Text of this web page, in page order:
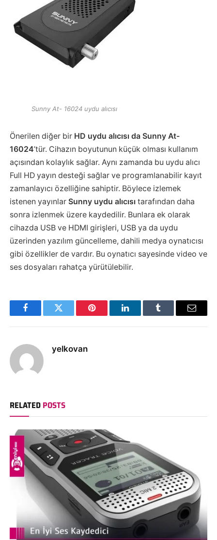
Sunny At- 16024 uydu alıcısı
Önerilen diğer bir HD uydu alıcısı da Sunny At-
16024’tür. Cihazın boyutunun küçük olması kullanım
açısından kolaylık sağlar. Aynı zamanda bu uydu alıcı
Full HD yayın desteği sağlar ve programlanabilir kayıt
zamanlayıcı özelliğine sahiptir. Böylece izlemek
istenen yayınlar Sunny uydu alıcısı tarafından daha
sonra izlenmek üzere kaydedilir. Bunlara ek olarak
cihazda USB ve HDMI girişleri, USB ya da uydu
üzerinden yazılım güncelleme, dahili medya oynatıcısı
gibi özellikler de vardır. Bu oynatıcı sayesinde video ve
ses dosyaları rahatça yürütülebilir.
FacebookTwitter Pinterest LinkedInTumblr Email
yelkovan
RELATEDPOSTS